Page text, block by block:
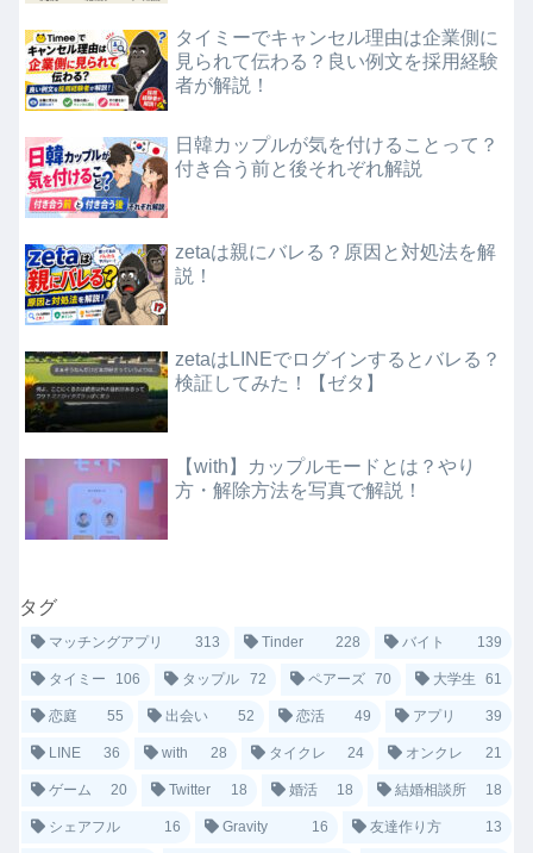
タイミーでキャンセル理由は企業側に
見られて伝わる？良い例文を採用経験
者が解説！
日韓カップルが気を付けることって？
付き合う前と後それぞれ解説
zetaは親にバレる？原因と対処法を解
説！
zetaはLINEでログインするとバレる？
検証してみた！【ゼタ】
【with】カップルモードとは？やり
方・解除方法を写真で解説！
タグ
マッチングアプリ 313 Tinder 228 バイト 139
タイミー 106 タップル 72 ペアーズ 70 大学生 61
恋庭 55 出会い 52 恋活 49 アプリ 39
LINE 36 with 28 タイクレ 24 オンクレ 21
ゲーム 20 Twitter 18 婚活 18 結婚相談所 18
シェアフル 16 Gravity 16 友達作り方 13